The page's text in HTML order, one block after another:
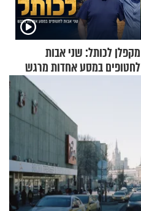
מקפלן לכותל: שני אבות
לחטופים במסע אחדות מרגש